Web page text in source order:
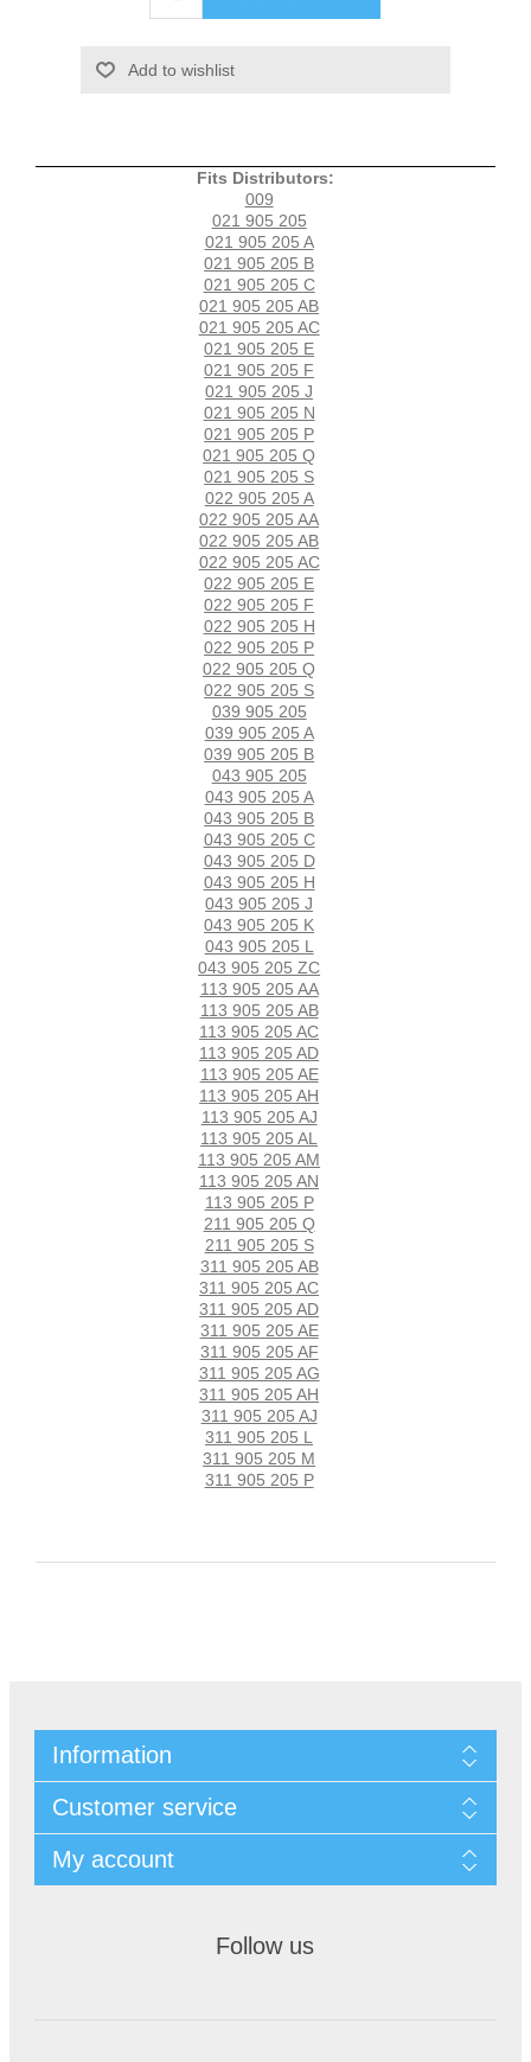
Fits Distributors:
009
021 905 205
021 905 205 A
021 905 205 B
021 905 205 C
021 905 205 AB
021 905 205 AC
021 905 205 E
021 905 205 F
021 905 205 J
021 905 205 N
021 905 205 P
021 905 205 Q
021 905 205 S
022 905 205 A
022 905 205 AA
022 905 205 AB
022 905 205 AC
022 905 205 E
022 905 205 F
022 905 205 H
022 905 205 P
022 905 205 Q
022 905 205 S
039 905 205
039 905 205 A
039 905 205 B
043 905 205
043 905 205 A
043 905 205 B
043 905 205 C
043 905 205 D
043 905 205 H
043 905 205 J
043 905 205 K
043 905 205 L
043 905 205 ZC
113 905 205 AA
113 905 205 AB
113 905 205 AC
113 905 205 AD
113 905 205 AE
113 905 205 AH
113 905 205 AJ
113 905 205 AL
113 905 205 AM
113 905 205 AN
113 905 205 P
211 905 205 Q
211 905 205 S
311 905 205 AB
311 905 205 AC
311 905 205 AD
311 905 205 AE
311 905 205 AF
311 905 205 AG
311 905 205 AH
311 905 205 AJ
311 905 205 L
311 905 205 M
311 905 205 P
Information
Customer service
My account
Follow us